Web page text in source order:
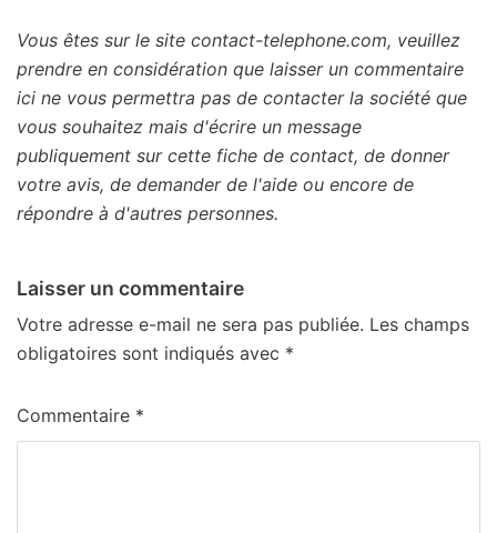
Vous êtes sur le site contact-telephone.com, veuillez
prendre en considération que laisser un commentaire
ici ne vous permettra pas de contacter la société que
vous souhaitez mais d'écrire un message
publiquement sur cette fiche de contact, de donner
votre avis, de demander de l'aide ou encore de
répondre à d'autres personnes.
Laisser un commentaire
Votre adresse e-mail ne sera pas publiée. Les champs
obligatoires sont indiqués avec *
Commentaire *